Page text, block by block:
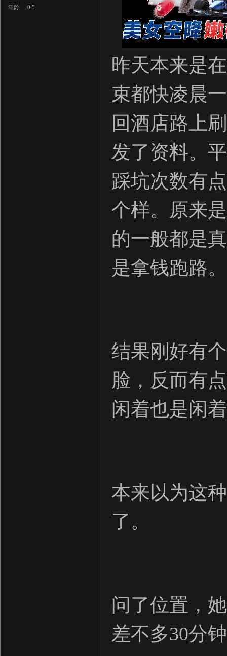
年龄
0.5
昨天本来是
束都快凌晨
回酒店路上
发了资料。
踩坑次数有
个样。原来
的一般都是
是拿钱跑路。
结果刚好有
脸，反而有
闲着也是闲
本来以为这
了。
问了位置，
差不多30分